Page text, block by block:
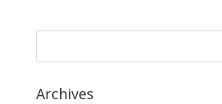
Archives